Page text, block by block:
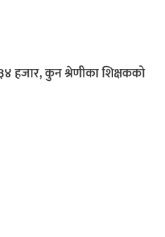
कुन श्रेणीका शिक्षकको